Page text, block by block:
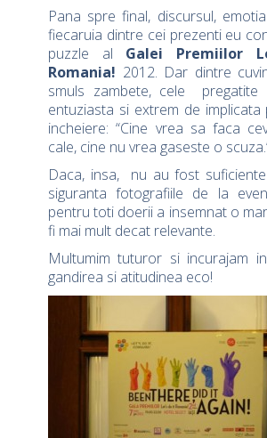
Pana spre final, discursul,
fiecaruia dintre cei prezenti eu
puzzle al Galei Premiilor
Romania! 2012. Dar dintre
smuls zambete, cele
entuziasta si extrem de
incheiere: “Cine vrea sa faca
cale, cine nu vrea gaseste o
Daca, insa, nu au fost
siguranta fotografiile de la
pentru toti doerii a insemnat o
fi mai mult decat relevante.
Multumim tuturor si incurajam
gandirea si atitudinea eco!